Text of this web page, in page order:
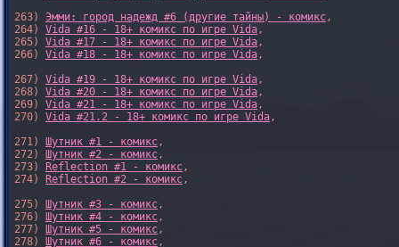
263) Эмми: город надежд #6 (другие тайны) - комикс,
264) Vida #16 - 18+ комикс по игре Vida,
265) Vida #17 - 18+ комикс по игре Vida,
266) Vida #18 - 18+ комикс по игре Vida,
267) Vida #19 - 18+ комикс по игре Vida,
268) Vida #20 - 18+ комикс по игре Vida,
269) Vida #21 - 18+ комикс по игре Vida,
270) Vida #21.2 - 18+ комикс по игре Vida,
271) Шутник #1 - комикс,
272) Шутник #2 - комикс,
273)
Reflection #1 - комикс,
274)
Reflection #2 - комикс,
275) Шутник #3 - комикс,
276) Шутник #4 - комикс,
277) Шутник #5 - комикс,
278) Шутник #6 - комикс,